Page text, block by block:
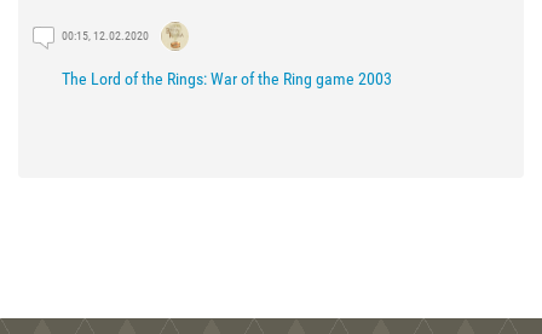
00:15, 12.02.2020
The Lord of the Rings: War of the Ring game 2003